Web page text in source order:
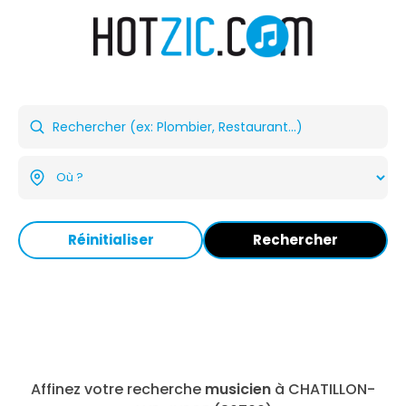
Réinitialiser Rechercher
Affinez votre recherche musicien à CHATILLON-